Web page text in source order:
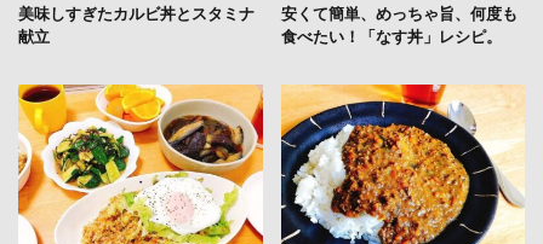
美味しすぎたカルビ丼とスタミナ
献立
安くて簡単、めっちゃ旨、何度も
食べたい！「なす丼」レシピ。